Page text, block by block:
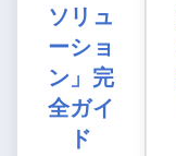
ソリュ
ーショ
ン」完
全ガイ
ド